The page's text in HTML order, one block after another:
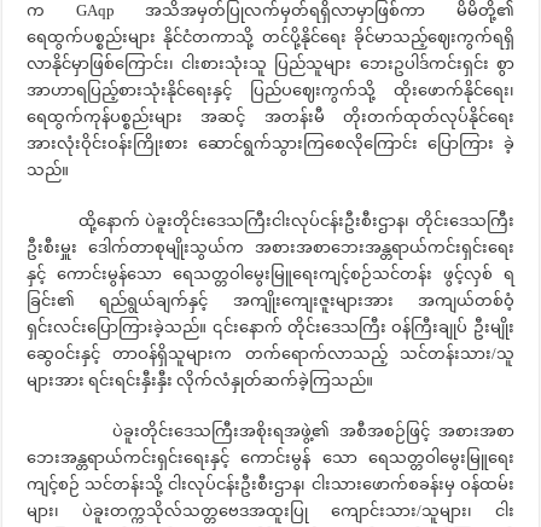
က GAqp အသိအမှတ်ပြုလက်မှတ်ရရှိလာမှာဖြစ်ကာ မိမိတို့၏
ရေထွက်ပစ္စည်းများ နိုင်ငံတကာသို့ တင်ပို့နိုင်ရေး ခိုင်မာသည့်ဈေးကွက်ရရှိ
လာနိုင်မှာဖြစ်ကြောင်း၊ ငါးစားသုံးသူ ပြည်သူများ ဘေးဥပါဒ်ကင်းရှင်း စွာ
အာဟာရပြည့်စားသုံးနိုင်ရေးနှင့် ပြည်ပဈေးကွက်သို့ ထိုးဖောက်နိုင်ရေး၊
ရေထွက်ကုန်ပစ္စည်းများ အဆင့် အတန်းမီ တိုးတက်ထုတ်လုပ်နိုင်ရေး
အားလုံးဝိုင်းဝန်းကြိုးစား ဆောင်ရွက်သွားကြစေလိုကြောင်း ပြောကြား ခဲ့
သည်။
ထို့နောက် ပဲခူးတိုင်းဒေသကြီးငါးလုပ်ငန်းဦးစီးဌာန၊ တိုင်းဒေသကြီး
ဦးစီးမှူး ဒေါက်တာစုမျိုးသွယ်က အစားအစာဘေးအန္တရာယ်ကင်းရှင်းရေး
နှင့် ကောင်းမွန်သော ရေသတ္တဝါမွေးမြူရေးကျင့်စဉ်သင်တန်း ဖွင့်လှစ် ရ
ခြင်း၏ ရည်ရွယ်ချက်နှင့် အကျိုးကျေးဇူးများအား အကျယ်တစ်ဝံ့
ရှင်းလင်းပြောကြားခဲ့သည်။ ၎င်းနောက် တိုင်းဒေသကြီး ဝန်ကြီးချုပ် ဦးမျိုး
ဆွေဝင်းနှင့် တာဝန်ရှိသူများက တက်ရောက်လာသည့် သင်တန်းသား/သူ
များအား ရင်းရင်းနှီးနှီး လိုက်လံနှုတ်ဆက်ခဲ့ကြသည်။
ပဲခူးတိုင်းဒေသကြီးအစိုးရအဖွဲ့၏ အစီအစဉ်ဖြင့် အစားအစာ
ဘေးအန္တရာယ်ကင်းရှင်းရေးနှင့် ကောင်းမွန် သော ရေသတ္တဝါမွေးမြူရေး
ကျင့်စဉ် သင်တန်းသို့ ငါးလုပ်ငန်းဦးစီးဌာန၊ ငါးသားဖောက်စခန်းမှ ဝန်ထမ်း
များ၊ ပဲခူးတက္ကသိုလ်သတ္တဗေဒအထူးပြု ကျောင်းသား/သူများ၊ ငါး